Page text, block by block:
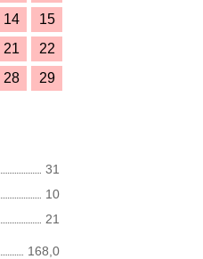
14
15
21
22
28
29
31
10
21
168,0